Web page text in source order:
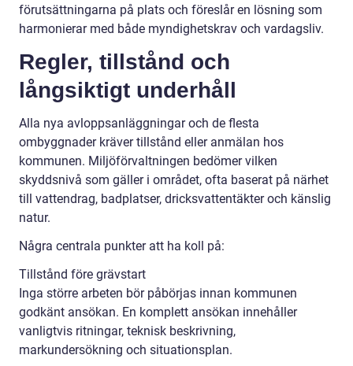
förutsättningarna på plats och föreslår en lösning som
harmonierar med både myndighetskrav och vardagsliv.
Regler, tillstånd och
långsiktigt underhåll
Alla nya avloppsanläggningar och de flesta
ombyggnader kräver tillstånd eller anmälan hos
kommunen. Miljöförvaltningen bedömer vilken
skyddsnivå som gäller i området, ofta baserat på närhet
till vattendrag, badplatser, dricksvattentäkter och känslig
natur.
Några centrala punkter att ha koll på:
Tillstånd före grävstart
Inga större arbeten bör påbörjas innan kommunen
godkänt ansökan. En komplett ansökan innehåller
vanligtvis ritningar, teknisk beskrivning,
markundersökning och situationsplan.